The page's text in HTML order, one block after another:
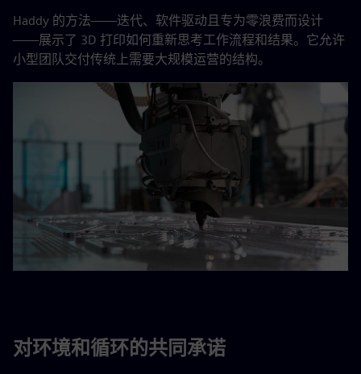
Haddy 的方法——迭代、软件驱动且专为零浪费而设计
——展示了 3D 打印如何重新思考工作流程和结果。它允许
小型团队交付传统上需要大规模运营的结构。
对环境和循环的共同承诺